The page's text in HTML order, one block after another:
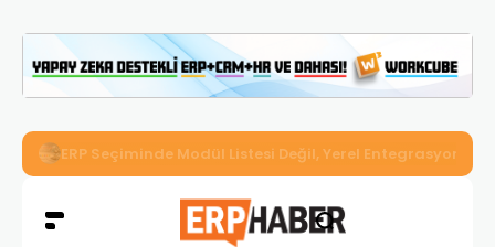
İkizler Aydınlatma, Workcube ERP ile Üretim, Satış ve